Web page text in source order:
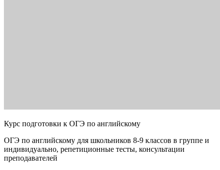
Курс подготовки к ОГЭ по английскому
ОГЭ по английскому для школьников 8-9 классов в группе и
индивидуально, репетиционные тесты, консультации
преподавателей